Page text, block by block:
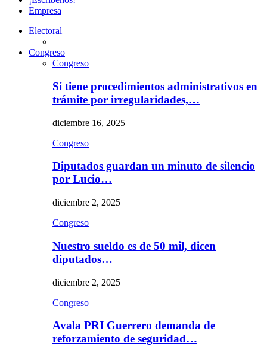
Empresa
Electoral
Congreso
Congreso
Sí tiene procedimientos administrativos en
trámite por irregularidades,…
diciembre 16, 2025
Congreso
Diputados guardan un minuto de silencio
por Lucio…
diciembre 2, 2025
Congreso
Nuestro sueldo es de 50 mil, dicen
diputados…
diciembre 2, 2025
Congreso
Avala PRI Guerrero demanda de
reforzamiento de seguridad…